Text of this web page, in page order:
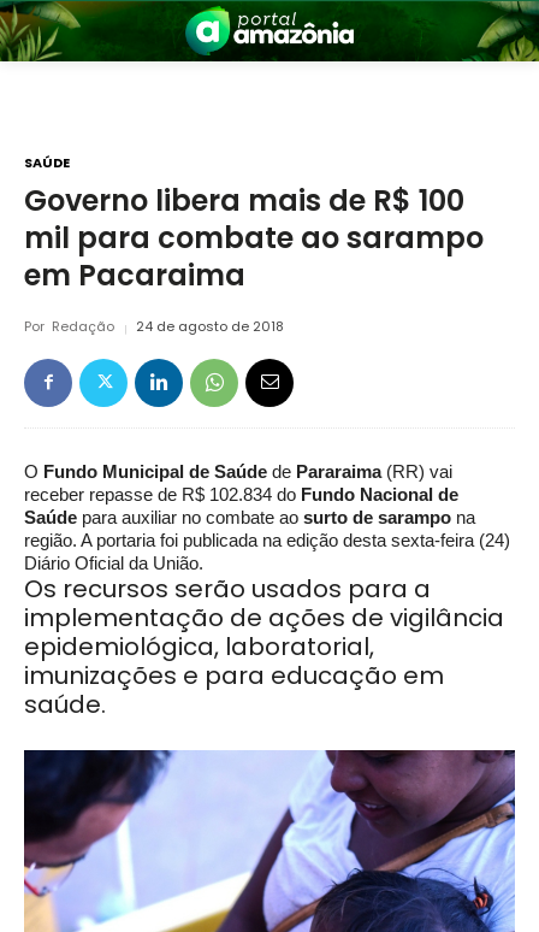
Amazônia
SAÚDE
Governo libera mais de R$ 100
mil para combate ao sarampo
em Pacaraima
Por Redação 24 de agosto de 2018
O Fundo Municipal de Saúde de Pararaima (RR) vai
receber repasse de R$ 102.834 do Fundo Nacional de
Saúde para auxiliar no combate ao surto de sarampo na
região. A portaria foi publicada na edição desta sexta-feira (24)
Diário Oficial da União.
Os recursos serão usados para a
implementação de ações de vigilância
epidemiológica, laboratorial,
imunizações e para educação em
saúde.